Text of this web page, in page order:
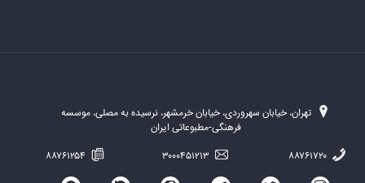
تهران، خیابان سهروردی، خیابان خرمشهر، نرسیده به مصلی، موسسه
فرهنگی-مطبوعاتی ایران